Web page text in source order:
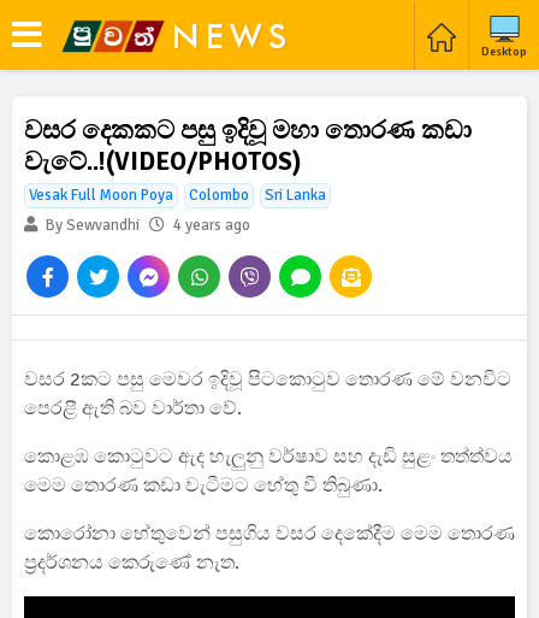
Desktop
වසර දෙකකට පසු ඉදිවූ මහා තොරණ කඩා
වැටේ..!(VIDEO/PHOTOS)
Vesak Full Moon Poya Colombo
Sri Lanka
By Sewvandhi
4 years ago
වසර 2කට පසු මෙවර ඉදිවූ පිටකොටුව තොරණ මේ වනවිට
පෙරළී ඇති බව වාර්තා වේ.
කොළඹ කොටුවට ඇද හැලුනු වර්ෂාව සහ දැඩි සුළං තත්ත්වය
මෙම තොරණ කඩා වැටීමට හේතු වී තිබුණා.
කොරෝනා හේතුවෙන් පසුගිය වසර දෙකේදීම මෙම ‌තොරණ
ප්‍රදර්ශනය කෙරුණේ නැත.